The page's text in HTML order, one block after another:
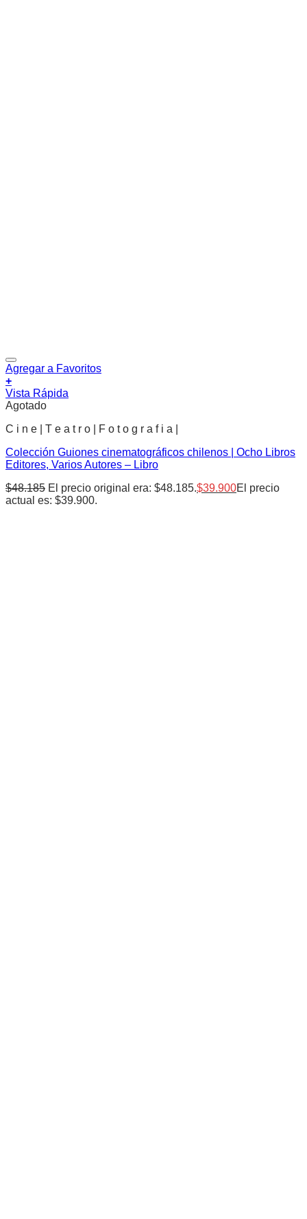
Agregar a Favoritos
+
Vista Rápida
Agotado
C i n e | T e a t r o | F o t o g r a f i a |
Colección Guiones cinematográficos chilenos | Ocho Libros
Editores, Varios Autores – Libro
$48.185 El precio original era: $48.185.$39.900El precio
actual es: $39.900.